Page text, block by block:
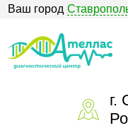
Ваш город
г.